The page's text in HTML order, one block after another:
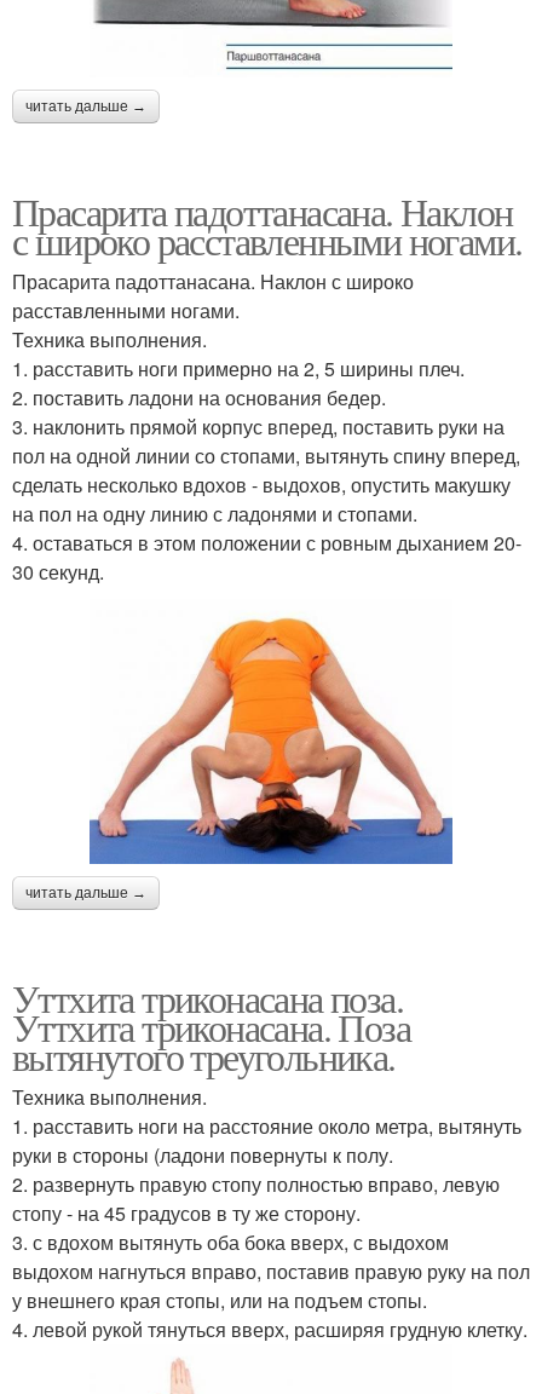
читать дальше →
Прасарита падоттанасана. Наклон
с широко расставленными ногами.
Прасарита падоттанасана. Наклон с широко
расставленными ногами.
Техника выполнения.
1. расставить ноги примерно на 2, 5 ширины плеч.
2. поставить ладони на основания бедер.
3. наклонить прямой корпус вперед, поставить руки на
пол на одной линии со стопами, вытянуть спину вперед,
сделать несколько вдохов - выдохов, опустить макушку
на пол на одну линию с ладонями и стопами.
4. оставаться в этом положении с ровным дыханием 20-
30 секунд.
читать дальше →
Уттхита триконасана поза.
Уттхита триконасана. Поза
вытянутого треугольника.
Техника выполнения.
1. расставить ноги на расстояние около метра, вытянуть
руки в стороны (ладони повернуты к полу.
2. развернуть правую стопу полностью вправо, левую
стопу - на 45 градусов в ту же сторону.
3. с вдохом вытянуть оба бока вверх, с выдохом
выдохом нагнуться вправо, поставив правую руку на пол
у внешнего края стопы, или на подъем стопы.
4. левой рукой тянуться вверх, расширяя грудную клетку.